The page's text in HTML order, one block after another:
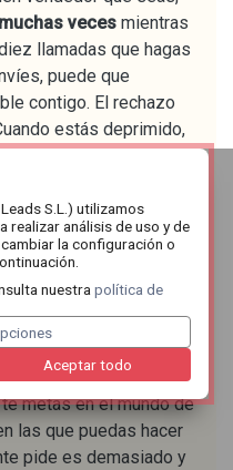
veces mientras
llamadas que hagas
puede que
contigo. El rechazo
estás deprimido,
el polvo, levantarte
es más importante, las
no todo lo que tienes
quiere, y eso está
que
espera a tener que
te metas en el mundo de
las que puedas hacer
pide es demasiado y
S.L.) utilizamos
realizar análisis de uso y de
la configuración o
nuestrapolítica de
Aceptar todo